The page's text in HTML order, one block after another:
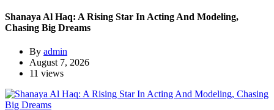
Shanaya Al Haq: A Rising Star In Acting And Modeling,
Chasing Big Dreams
By admin
August 7, 2026
11 views